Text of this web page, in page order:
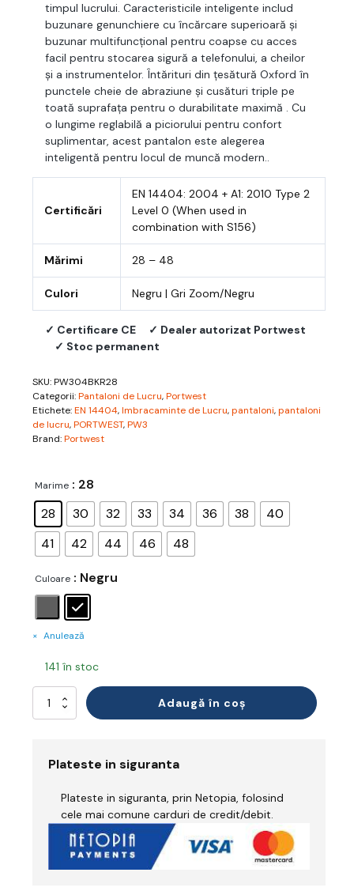
timpul lucrului. Caracteristicile inteligente includ
buzunare genunchiere cu încărcare superioară și
buzunar multifuncțional pentru coapse cu acces
facil pentru stocarea sigură a telefonului, a cheilor
și a instrumentelor. Întărituri din țesătură Oxford în
punctele cheie de abraziune și cusături triple pe
toată suprafața pentru o durabilitate maximă . Cu
o lungime reglabilă a piciorului pentru confort
suplimentar, acest pantalon este alegerea
inteligentă pentru locul de muncă modern..
Certificări
EN 14404: 2004 + A1: 2010 Type 2
Level 0 (When used in
combination with S156)
Mărimi 28 – 48
Culori Negru | Gri Zoom/Negru
✓ Certificare CE
✓ Dealer autorizat Portwest
✓ Stoc permanent
SKU:PW304BKR28
Categorii:Pantaloni de Lucru,Portwest
Etichete:EN 14404,Imbracaminte de Lucru,pantaloni,pantaloni
de lucru,PORTWEST,PW3
Brand:Portwest
Marime : 28
28
30 32 33 34 36 38
40
41
42 44 46 48
Culoare : Negru
Anulează
141 în stoc
Cantitate
Pantaloni
Adaugă în coș
Plateste in siguranta
Plateste in siguranta, prin Netopia, folosind
cele mai comune carduri de credit/debit.